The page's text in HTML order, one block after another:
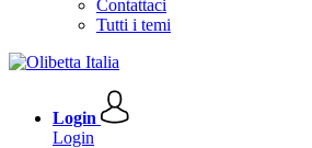
Contattaci
Tutti i temi
Login
Login